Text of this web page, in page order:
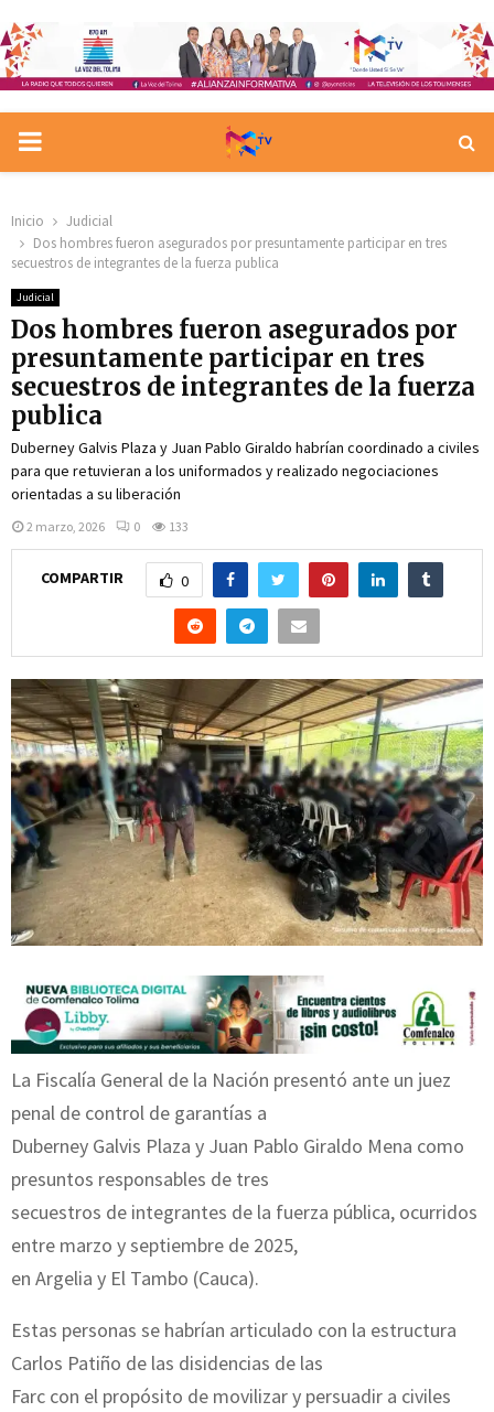
PRIMARY
Inicio
Judicial
Dos hombres fueron asegurados por presuntamente participar en tres
secuestros de integrantes de la fuerza publica
Judicial
Dos hombres fueron asegurados por
presuntamente participar en tres
secuestros de integrantes de la fuerza
publica
Duberney Galvis Plaza y Juan Pablo Giraldo habrían coordinado a civiles
para que retuvieran a los uniformados y realizado negociaciones
orientadas a su liberación
2 marzo, 2026 0 133
COMPARTIR 0
La Fiscalía General de la Nación presentó ante un juez
penal de control de garantías a
Duberney Galvis Plaza y Juan Pablo Giraldo Mena como
presuntos responsables de tres
secuestros de integrantes de la fuerza pública, ocurridos
entre marzo y septiembre de 2025,
en Argelia y El Tambo (Cauca).
Estas personas se habrían articulado con la estructura
Carlos Patiño de las disidencias de las
Farc con el propósito de movilizar y persuadir a civiles